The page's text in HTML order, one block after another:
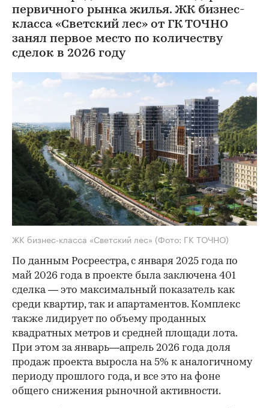
первичного рынка жилья. ЖК бизнес-
класса «Светский лес» от ГК ТОЧНО
занял первое место по количеству
сделок в 2026 году
ЖК бизнес-класса «Светский лес» (Фото: ГК ТОЧНО)
По данным Росреестра, с января 2025 года по
май 2026 года в проекте была заключена 401
сделка — это максимальный показатель как
среди квартир, так и апартаментов. Комплекс
также лидирует по объему проданных
квадратных метров и средней площади лота.
При этом за январь—апрель 2026 года доля
продаж проекта выросла на 5% к аналогичному
периоду прошлого года, и все это на фоне
общего снижения рыночной активности.